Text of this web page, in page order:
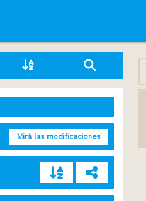
Mirá las modificaciones